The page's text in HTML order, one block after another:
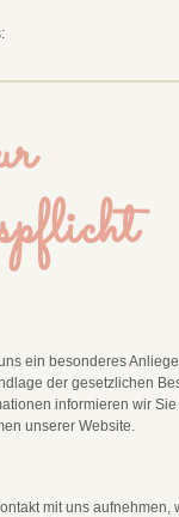
ein besonderes
der gesetzlichen
informieren wir
unserer Website.
mit uns aufnehmen,